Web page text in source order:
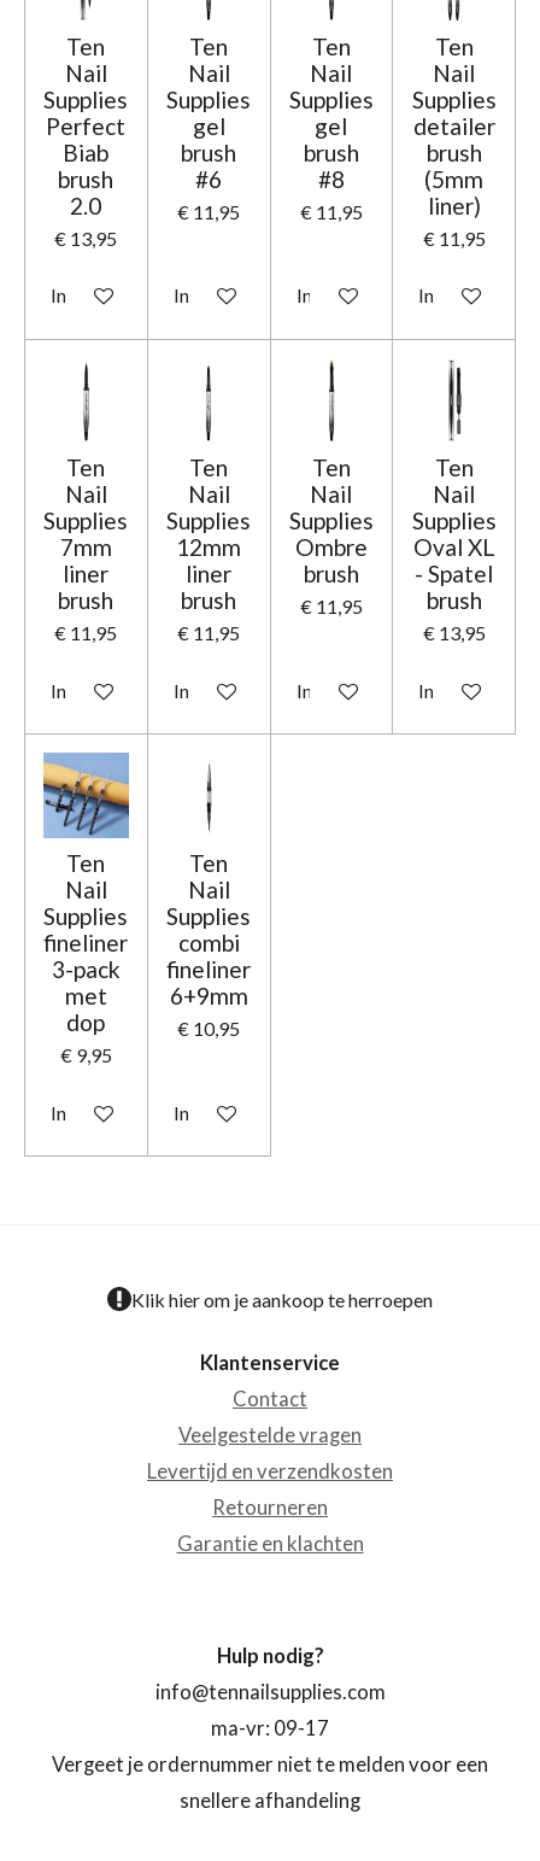
Ten
Nail
Supplies
Perfect
Biab
brush
2.0
€ 13,95
In winkelwagen
Ten
Nail
Supplies
gel
brush
#6
€ 11,95
In winkelwagen
Ten
Nail
Supplies
gel
brush
#8
€ 11,95
In winkelwagen
Ten
Nail
Supplies
detailer
brush
(5mm
liner)
€ 11,95
In
Ten
Nail
Supplies
7mm
liner
brush
€ 11,95
In winkelwagen
Ten
Nail
Supplies
12mm
liner
brush
€ 11,95
In winkelwagen
Ten
Nail
Supplies
Ombre
brush
€ 11,95
In winkelwagen
Ten
Nail
Supplies
Oval XL
- Spatel
brush
€ 13,95
In
Ten
Nail
Supplies
fineliner
3-pack
met
dop
€ 9,95
In winkelwagen
Ten
Nail
Supplies
combi
fineliner
6+9mm
€ 10,95
In winkelwagen
Klik hier om je aankoop te herroepen
Klantenservice
Contact
Veelgestelde vragen
Levertijd en verzendkosten
Retourneren
Garantie en klachten
Hulp nodig?
info@tennailsupplies.com
ma-vr: 09-17
Vergeet je ordernummer niet te melden voor een
snellere afhandeling